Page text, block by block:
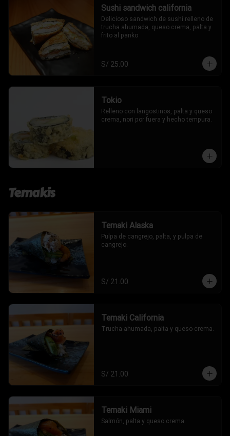
Sushi sandwich california
Delicioso sandwich de sushi relleno de
trucha ahumada, queso crema, palta y
frito al panko
S/ 25.00
Tokio
Relleno con langostinos, palta y queso
crema, nori por fuera y hecho tempura.
Temakis
Temaki Alaska
Pulpa de cangrejo, palta, y pulpa de
cangrejo.
S/ 21.00
Temaki California
Trucha ahumada, palta y queso crema.
S/ 21.00
Temaki Miami
Salmón, palta y queso crema.